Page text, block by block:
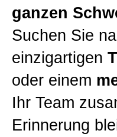
Kontakt
ganzen
Suchen Sie
einzigartigen
oder einem
Ihr Team
Erinnerung